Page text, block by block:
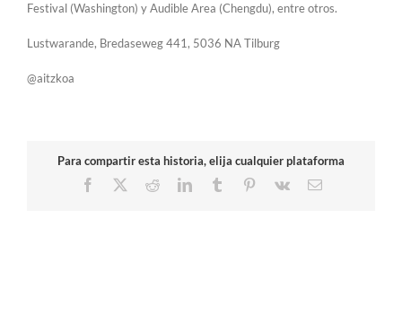
Festival (Washington) y Audible Area (Chengdu), entre otros.
Lustwarande, Bredaseweg 441, 5036 NA Tilburg
@aitzkoa
Para compartir esta historia, elija cualquier plataforma
Facebook
RedditLinkedInTumblr Pinterest
Vk
Correo